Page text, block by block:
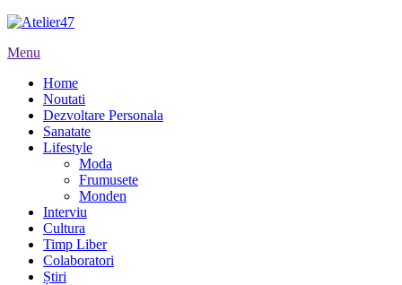
Menu
Home
Noutati
Dezvoltare Personala
Sanatate
Lifestyle
Moda
Frumusete
Monden
Interviu
Cultura
Timp Liber
Colaboratori
Știri